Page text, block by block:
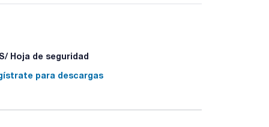
Hoja de seguridad
para descargas